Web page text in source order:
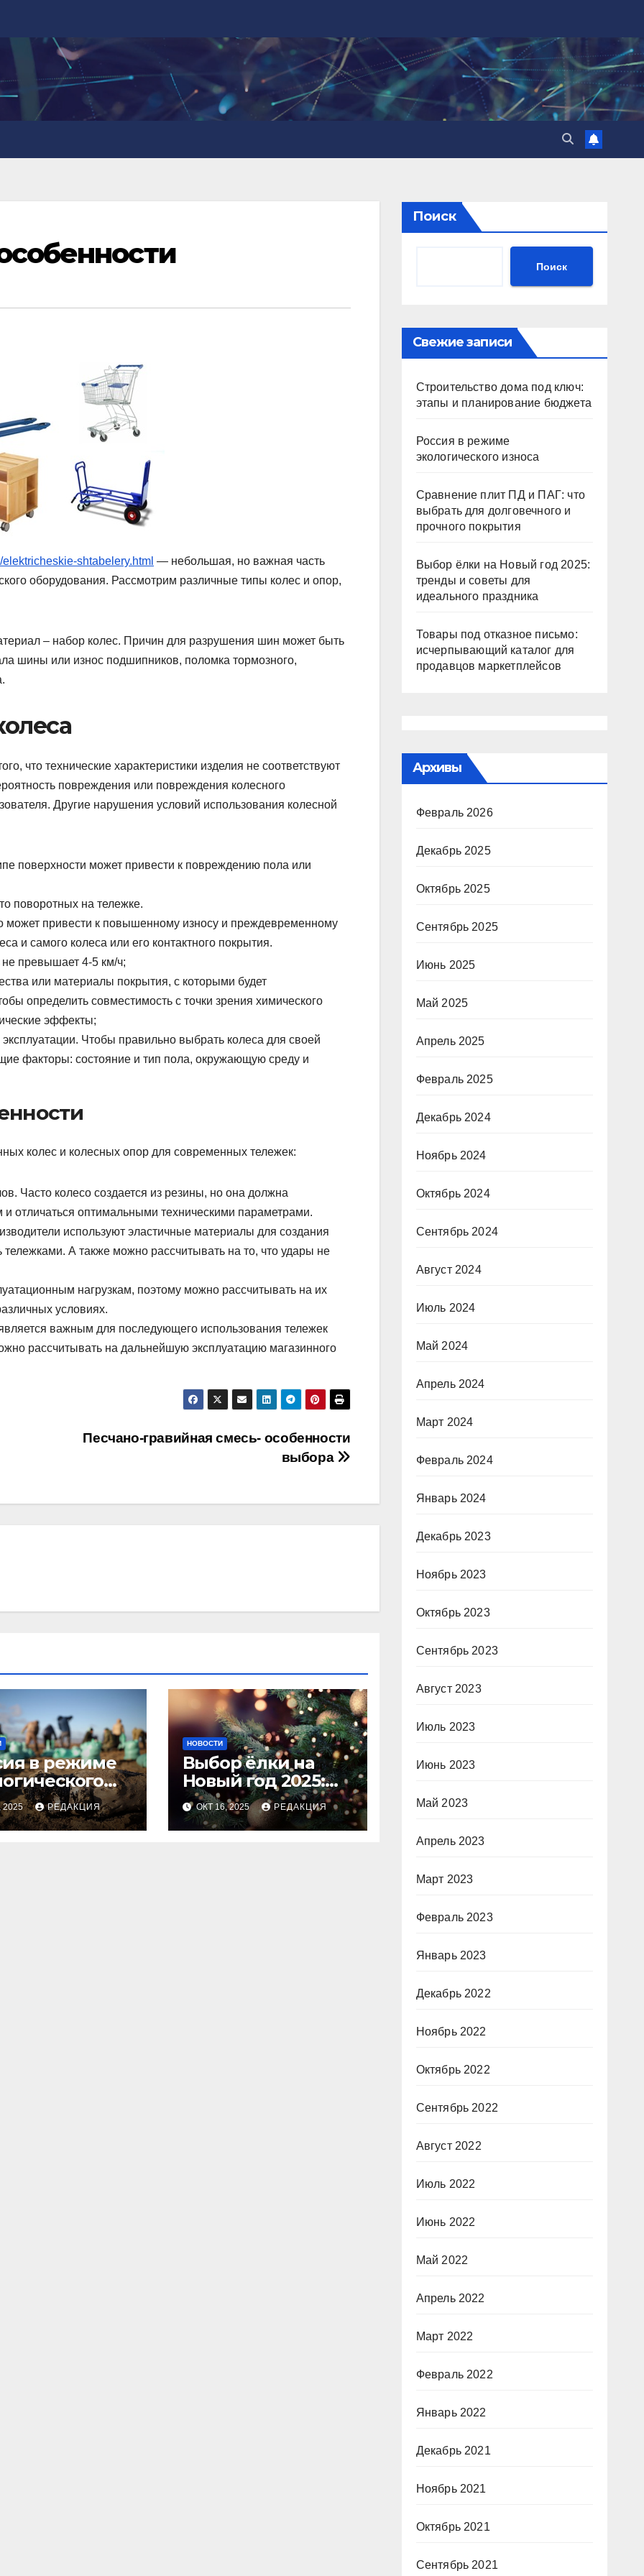
shtabelery.html — небольшая, но важная часть
оборудования. Рассмотрим различные типы колес и опор,
– набор колес. Причин для разрушения шин может быть
шины или износ подшипников, поломка тормозного,
что технические характеристики изделия не соответствуют
повреждения или повреждения колесного
Другие нарушения условий использования колесной
поверхности может привести к повреждению пола или
поворотных на тележке.
может привести к повышенному износу и преждевременному
и самого колеса или его контактного покрытия.
превышает 4-5 км/ч;
или материалы покрытия, с которыми будет
определить совместимость с точки зрения химического
эффекты;
Чтобы правильно выбрать колеса для своей
факторы: состояние и тип пола, окружающую среду и
колес и колесных опор для современных тележек:
Часто колесо создается из резины, но она должна
отличаться оптимальными техническими параметрами.
используют эластичные материалы для создания
тележками. А также можно рассчитывать на то, что удары не
нагрузкам, поэтому можно рассчитывать на их
условиях.
важным для последующего использования тележек
рассчитывать на дальнейшую эксплуатацию магазинного
Песчано-гравийная смесь- особенности
выбора
в режиме
2025 РЕДАКЦИЯ
НОВОСТИ
Выбор ёлки на
Новый год 2025:
тренды и советы
для идеального
праздника
ОКТ 16, 2025 РЕДАКЦИЯ
Поиск
Поиск
Свежие записи
Строительство дома под ключ:
этапы и планирование бюджета
Россия в режиме
экологического износа
Сравнение плит ПД и ПАГ: что
выбрать для долговечного и
прочного покрытия
Выбор ёлки на Новый год 2025:
тренды и советы для
идеального праздника
Товары под отказное письмо:
исчерпывающий каталог для
продавцов маркетплейсов
Архивы
Февраль 2026
Декабрь 2025
Октябрь 2025
Сентябрь 2025
Июнь 2025
Май 2025
Апрель 2025
Февраль 2025
Декабрь 2024
Ноябрь 2024
Октябрь 2024
Сентябрь 2024
Август 2024
Июль 2024
Май 2024
Апрель 2024
Март 2024
Февраль 2024
Январь 2024
Декабрь 2023
Ноябрь 2023
Октябрь 2023
Сентябрь 2023
Август 2023
Июль 2023
Июнь 2023
Май 2023
Апрель 2023
Март 2023
Февраль 2023
Январь 2023
Декабрь 2022
Ноябрь 2022
Октябрь 2022
Сентябрь 2022
Август 2022
Июль 2022
Июнь 2022
Май 2022
Апрель 2022
Март 2022
Февраль 2022
Январь 2022
Декабрь 2021
Ноябрь 2021
Октябрь 2021
Сентябрь 2021